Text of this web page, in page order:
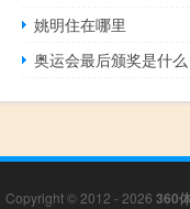
姚明住在哪里
奥运会最后颁奖是什么
Copyright © 2012 - 2026 360